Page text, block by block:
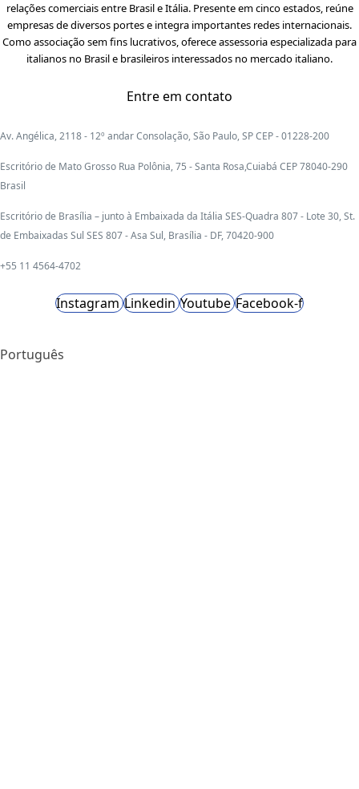
relações comerciais entre Brasil e Itália. Presente em cinco estados, reúne
empresas de diversos portes e integra importantes redes internacionais.
Como associação sem fins lucrativos, oferece assessoria especializada para
italianos no Brasil e brasileiros interessados no mercado italiano.
Entre em contato
Av. Angélica, 2118 - 12º andar Consolação, São Paulo, SP CEP - 01228-200
Escritório de Mato Grosso Rua Polônia, 75 - Santa Rosa,Cuiabá CEP 78040-290
Brasil
Escritório de Brasília – junto à Embaixada da Itália SES-Quadra 807 - Lote 30, St.
de Embaixadas Sul SES 807 - Asa Sul, Brasília - DF, 70420-900
+55 11 4564-4702
Instagram Linkedin Youtube Facebook-f
Português